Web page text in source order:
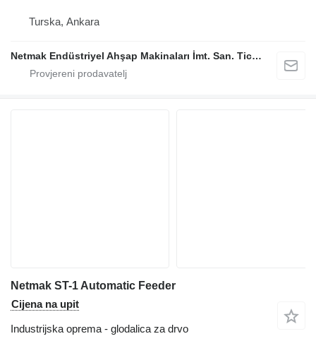
Turska, Ankara
Netmak Endüstriyel Ahşap Makinaları İmt. San. Tic. A.Ş.
Netmak ST-1 Automatic Feeder
Cijena na upit
Industrijska oprema - glodalica za drvo